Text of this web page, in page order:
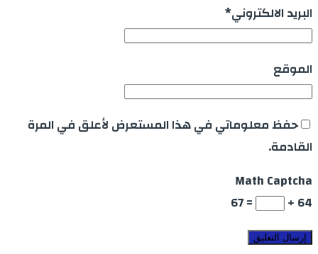
البريد الالكتروني*
الموقع
حفظ معلوماتي في هذا المستعرض لأعلق في المرة
القادمة.
Math Captcha
64 +
= 67